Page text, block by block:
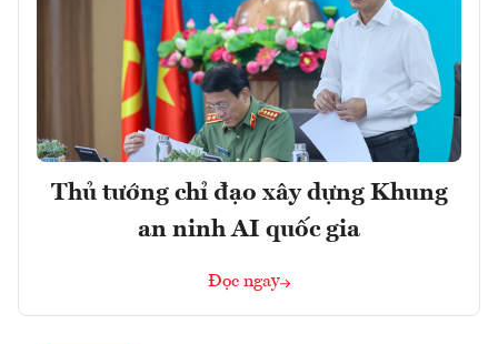
Thủ tướng chỉ đạo xây dựng Khung
an ninh AI quốc gia
Đọc ngay